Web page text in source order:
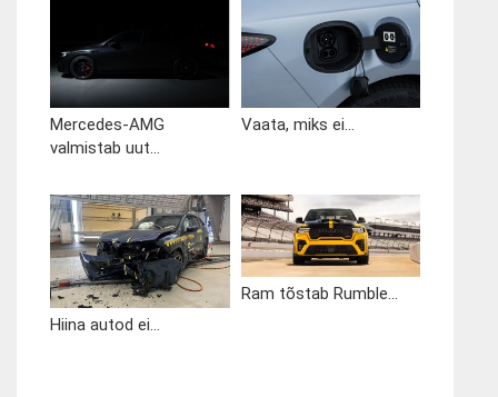
Mercedes-AMG
valmistab uut...
Vaata, miks ei...
Hiina autod ei...
Ram tõstab Rumble...